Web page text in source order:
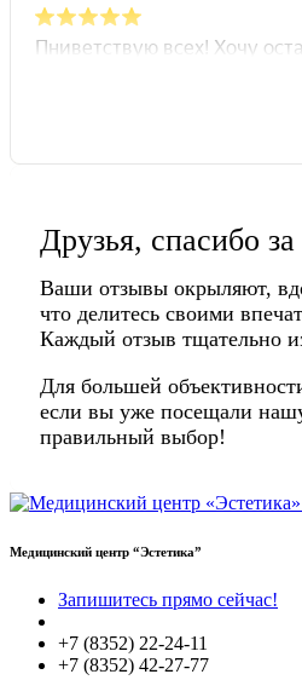
Друзья, спасибо
Ваши отзывы окрыляют,
что делитесь своими
Каждый отзыв тщательно
Для большей
если вы уже посещали
правильный выбор!
Медицинский центр “Эстетика”
Запишитесь прямо сейчас!
+7 (8352) 22-24-11
+7 (8352) 42-27-77